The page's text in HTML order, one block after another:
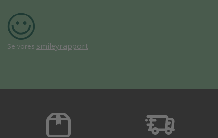
Se vores smileyrapport